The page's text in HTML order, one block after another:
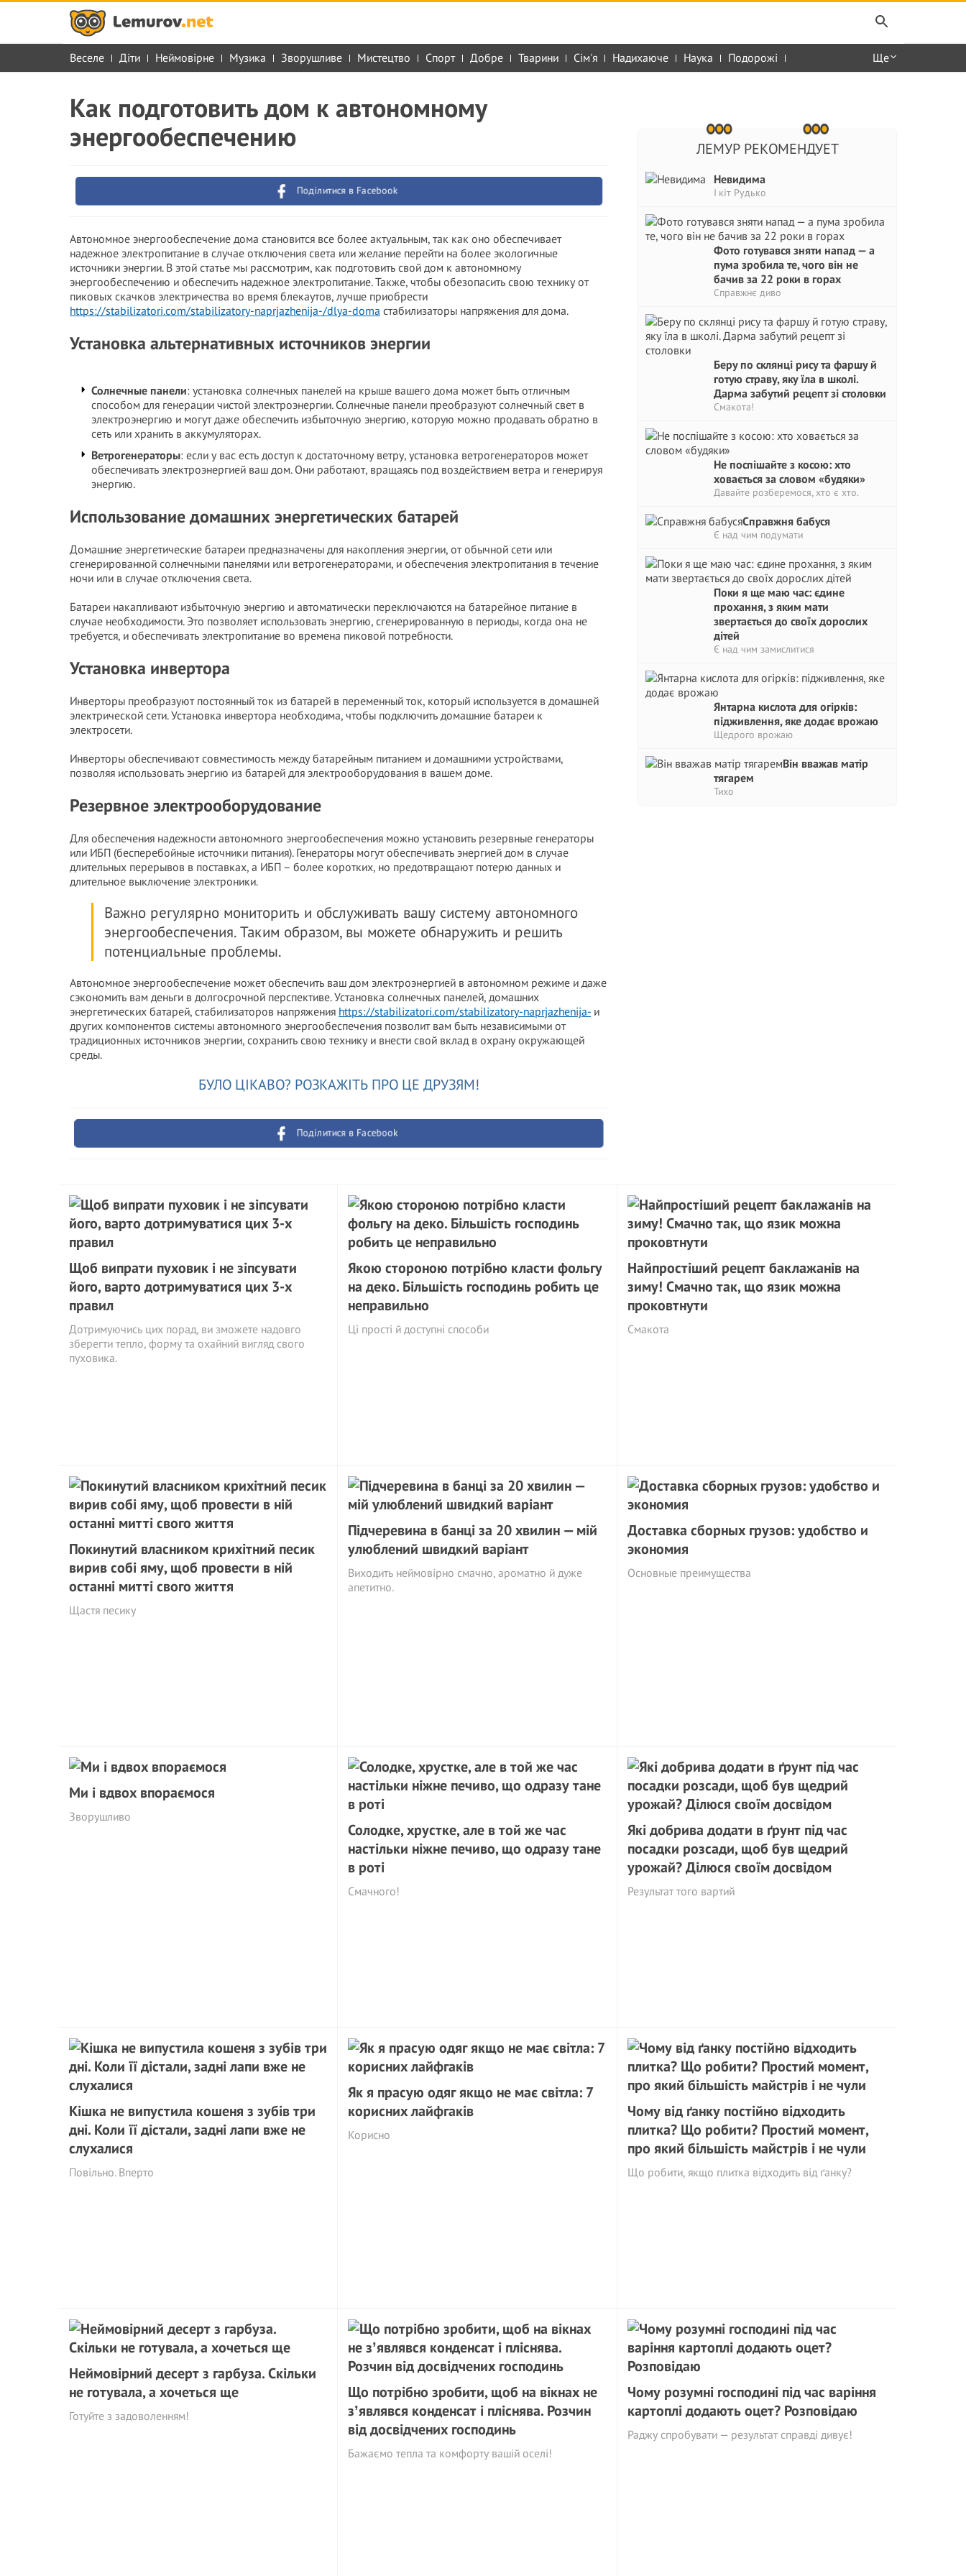
Веселе Діти Неймовірне Музика Зворушливе Мистецтво Спорт Добре Тварини Сім'я Надихаюче Наука Подорожі Ще
ЛЕМУР РЕКОМЕНДУЕТ
Невидима
І кіт Рудько
Фото готувався зняти напад — а
пума зробила те, чого він не
бачив за 22 роки в горах
Справжнє диво
Беру по склянці рису та фаршу й
готую страву, яку їла в школі.
Дарма забутий рецепт зі столовки
Смакота!
Не поспішайте з косою: хто
ховається за словом «будяки»
Давайте розберемося, хто є хто.
Справжня бабуся
Є над чим подумати
Поки я ще маю час: єдине
прохання, з яким мати
звертається до своїх дорослих
дітей
Є над чим замислитися
Янтарна кислота для огірків:
підживлення, яке додає врожаю
Щедрого врожаю
Він вважав матір
тягарем
Тихо
Как подготовить дом к автономному
энергообеспечению
Поділитися в Facebook
Автономное энергообеспечение дома становится все более актуальным, так как оно обеспечивает
надежное электропитание в случае отключения света или желание перейти на более экологичные
источники энергии. В этой статье мы рассмотрим, как подготовить свой дом к автономному
энергообеспечению и обеспечить надежное электропитание. Также, чтобы обезопасить свою технику от
пиковых скачков электричества во время блекаутов, лучше приобрести
https://stabilizatori.com/stabilizatory-naprjazhenija-/dlya-doma стабилизаторы напряжения для дома.
Установка альтернативных источников энергии
Солнечные панели: установка солнечных панелей на крыше вашего дома может быть отличным
способом для генерации чистой электроэнергии. Солнечные панели преобразуют солнечный свет в
электроэнергию и могут даже обеспечить избыточную энергию, которую можно продавать обратно в
сеть или хранить в аккумуляторах.
Ветрогенераторы: если у вас есть доступ к достаточному ветру, установка ветрогенераторов может
обеспечивать электроэнергией ваш дом. Они работают, вращаясь под воздействием ветра и генерируя
энергию.
Использование домашних энергетических батарей
Домашние энергетические батареи предназначены для накопления энергии, от обычной сети или
сгенерированной солнечными панелями или ветрогенераторами, и обеспечения электропитания в течение
ночи или в случае отключения света.
Батареи накапливают избыточную энергию и автоматически переключаются на батарейное питание в
случае необходимости. Это позволяет использовать энергию, сгенерированную в периоды, когда она не
требуется, и обеспечивать электропитание во времена пиковой потребности.
Установка инвертора
Инверторы преобразуют постоянный ток из батарей в переменный ток, который используется в домашней
электрической сети. Установка инвертора необходима, чтобы подключить домашние батареи к
электросети.
Инверторы обеспечивают совместимость между батарейным питанием и домашними устройствами,
позволяя использовать энергию из батарей для электрооборудования в вашем доме.
Резервное электрооборудование
Для обеспечения надежности автономного энергообеспечения можно установить резервные генераторы
или ИБП (бесперебойные источники питания). Генераторы могут обеспечивать энергией дом в случае
длительных перерывов в поставках, а ИБП – более коротких, но предотвращают потерю данных и
длительное выключение электроники.
Важно регулярно мониторить и обслуживать вашу систему автономного
энергообеспечения. Таким образом, вы можете обнаружить и решить
потенциальные проблемы.
Автономное энергообеспечение может обеспечить ваш дом электроэнергией в автономном режиме и даже
сэкономить вам деньги в долгосрочной перспективе. Установка солнечных панелей, домашних
энергетических батарей, стабилизаторов напряжения https://stabilizatori.com/stabilizatory-naprjazhenija- и
других компонентов системы автономного энергообеспечения позволит вам быть независимыми от
традиционных источников энергии, сохранить свою технику и внести свой вклад в охрану окружающей
среды.
БУЛО ЦІКАВО? РОЗКАЖІТЬ ПРО ЦЕ ДРУЗЯМ!
Поділитися в Facebook
Щоб випрати пуховик і не зіпсувати
його, варто дотримуватися цих 3-х
правил
Дотримуючись цих порад, ви зможете надовго
зберегти тепло, форму та охайний вигляд свого
пуховика.
Якою стороною потрібно класти фольгу
на деко. Більшість господинь робить це
неправильно
Ці прості й доступні способи
Найпростіший рецепт баклажанів на
зиму! Смачно так, що язик можна
проковтнути
Смакота
Покинутий власником крихітний песик
вирив собі яму, щоб провести в ній
останні митті свого життя
Щастя песику
Підчеревина в банці за 20 хвилин — мій
улюблений швидкий варіант
Виходить неймовірно смачно, ароматно й дуже
апетитно.
Доставка сборных грузов: удобство и
экономия
Основные преимущества
Ми і вдвох впораємося
Зворушливо
Солодке, хрустке, але в той же час
настільки ніжне печиво, що одразу тане
в роті
Смачного!
Які добрива додати в ґрунт під час
посадки розсади, щоб був щедрий
урожай? Ділюся своїм досвідом
Результат того вартий
Кішка не випустила кошеня з зубів три
дні. Коли її дістали, задні лапи вже не
слухалися
Повільно. Вперто
Як я прасую одяг якщо не має світла: 7
корисних лайфгаків
Корисно
Чому від ґанку постійно відходить
плитка? Що робити? Простий момент,
про який більшість майстрів і не чули
Що робити, якщо плитка відходить від ґанку?
Неймовірний десерт з гарбуза. Скільки
не готувала, а хочеться ще
Готуйте з задоволенням!
Що потрібно зробити, щоб на вікнах не
зʼявлявся конденсат і пліснява. Розчин
від досвідчених господинь
Бажаємо тепла та комфорту вашій оселі!
Чому розумні господині під час варіння
картоплі додають оцет? Розповідаю
Раджу спробувати — результат справді дивує!